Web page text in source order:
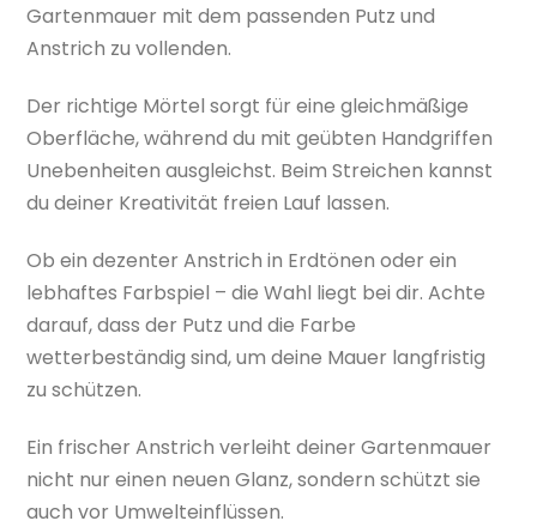
Gartenmauer mit dem passenden Putz und
Anstrich zu vollenden.
Der richtige Mörtel sorgt für eine gleichmäßige
Oberfläche, während du mit geübten Handgriffen
Unebenheiten ausgleichst. Beim Streichen kannst
du deiner Kreativität freien Lauf lassen.
Ob ein dezenter Anstrich in Erdtönen oder ein
lebhaftes Farbspiel – die Wahl liegt bei dir. Achte
darauf, dass der Putz und die Farbe
wetterbeständig sind, um deine Mauer langfristig
zu schützen.
Ein frischer Anstrich verleiht deiner Gartenmauer
nicht nur einen neuen Glanz, sondern schützt sie
auch vor Umwelteinflüssen.